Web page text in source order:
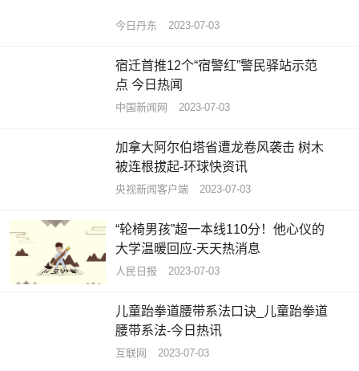
今日丹东 2023-07-03
宿迁首推12个“宿警红”警民驿站示范
点 今日热闻
中国新闻网 2023-07-03
加拿大阿尔伯塔省遭龙卷风袭击 树木
被连根拔起-环球快资讯
央视新闻客户端 2023-07-03
“轮椅男孩”超一本线110分！他心仪的
大学温暖回应-天天热消息
人民日报 2023-07-03
儿童跆拳道腰带系法口诀_儿童跆拳道
腰带系法-今日热讯
互联网 2023-07-03